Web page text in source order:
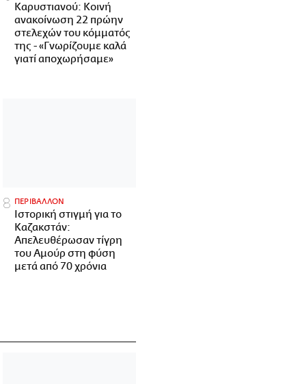
Καρυστιανού: Κοινή
ανακοίνωση 22 πρώην
στελεχών του κόμματός
της - «Γνωρίζουμε καλά
γιατί αποχωρήσαμε»
ΠΕΡΙΒΑΛΛΟΝ
Ιστορική στιγμή για το
Καζακστάν:
Απελευθέρωσαν τίγρη
του Αμούρ στη φύση
μετά από 70 χρόνια